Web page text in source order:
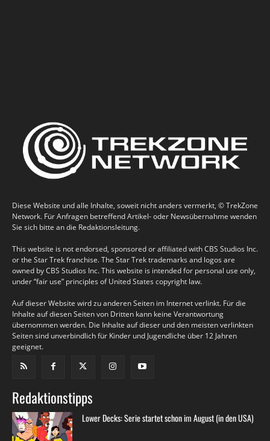
Diese Website und alle Inhalte, soweit nicht anders vermerkt, © TrekZone
Network. Für Anfragen betreffend Artikel- oder Newsübernahme wenden
Sie sich bitte an die Redaktionsleitung.
This website is not endorsed, sponsored or affiliated with CBS Studios Inc.
or the Star Trek franchise. The Star Trek trademarks and logos are
owned by CBS Studios Inc. This website is intended for personal use only,
under “fair use” principles of United States copyright law.
Auf dieser Website wird zu anderen Seiten im Internet verlinkt. Für die
Inhalte auf diesen Seiten von Dritten kann keine Verantwortung
übernommen werden. Die Inhalte auf dieser und den meisten verlinkten
Seiten sind unverbindlich für Kinder und Jugendliche über 12 Jahren
geeignet.
Redaktionstipps
Lower Decks: Serie startet schon im August (in den USA)